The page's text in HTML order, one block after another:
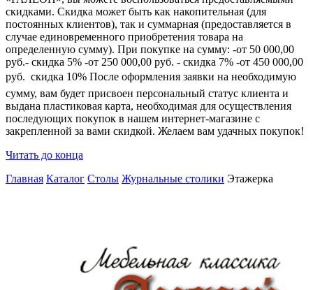
скидками. Скидка может быть как накопительная (для
постоянных клиентов), так и суммарная (предоставляется в
случае единовременного приобретения товара на
определенную сумму). При покупке на сумму: -от 50 000,00
руб.- скидка 5% -от 250 000,00 руб. - скидка 7% -от 450 000,00
руб.  скидка 10% После оформления заявки на необходимую
сумму, вам будет присвоен персональный статус клиента и
выдана пластиковая карта, необходимая для осуществления
последующих покупок в нашем интернет-магазине с
закрепленной за вами скидкой. Желаем вам удачных покупок!
Читать до конца
Главная Каталог Столы Журнальные столики Этажерка